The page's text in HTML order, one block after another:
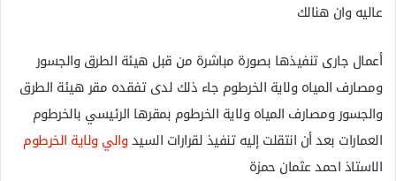
عاليه وان هنالك
أعمال جارى تنفيذها بصورة مباشرة من قبل هيئة الطرق والجسور
ومصارف المياه ولاية الخرطوم جاء ذلك لدى تفقده مقر هيئة الطرق
والجسور ومصارف المياه ولاية الخرطوم بمقرها الرئيسي بالخرطوم
العمارات بعد أن انتقلت إليه تنفيذ لقرارات السيدوالي ولاية الخرطوم
الاستاذ احمد عثمان حمزة